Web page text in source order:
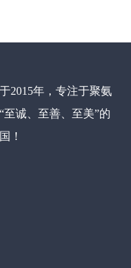
2015年，专注于聚氨
诚、至善、至美”的
！